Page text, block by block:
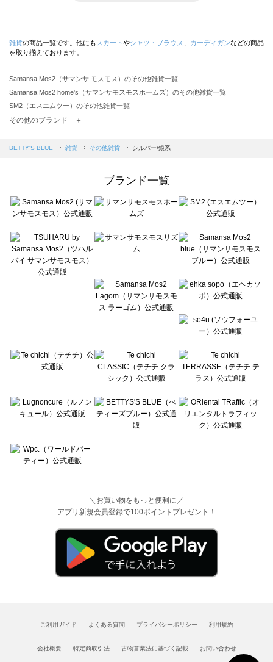
雑貨の商品一覧です。他にも スカート やシャツ・ブラウス カーディガンなどの商品
を取り揃えております。
Samansa Mos2（サマンサ モスモス）のその他雑貨一覧
Samansa Mos2 home's（サマンサモスモスホームズ）のその他雑貨一覧
SM2（エスエムツー）のその他雑貨一覧
TSUHARU by Samansa Mos2（ツハルバイサマンサモスモス）のその他雑貨一覧
Samansa Mos2 blue（サマンサモスモス ブルー）のその他雑貨一覧
sō4ū（ソウフォーユー）のその他雑貨一覧
Te chichi（テチチ）のその他雑貨一覧
Te chichi CLASSIC（テチチ クラシック）のその他雑貨一覧
Lugnoncure（ルノンキュール）のその他雑貨一覧
BETTY'S BLUE（べティーズブルー）のその他雑貨一覧
Wpc.（ワールドパーティー）のその他雑貨一覧
その他のブランド ＋
BETTY'S BLUE 雑貨 その他雑貨 シルバー/銀系
ブランド一覧
＼お買い物をもっと便利に／
アプリ新規会員登録で100ポイントプレゼント！
ご利用ガイド よくある質問 プライバシーポリシー 利用規約
会社概要 特定商取引法 古物営業法に基づく記載 お問い合わせ